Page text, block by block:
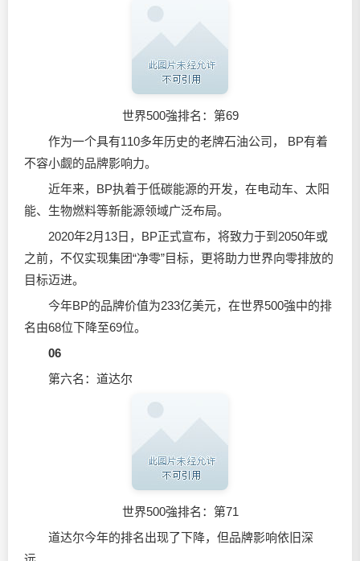
世界500強排名：第69
作为一个具有110多年历史的老牌石油公司， BP有着
不容小觑的品牌影响力。
近年来，BP执着于低碳能源的开发，在电动车、太阳
能、生物燃料等新能源领域广泛布局。
2020年2月13日，BP正式宣布，将致力于到2050年或
之前，不仅实现集团“净零”目标，更将助力世界向零排放的
目标迈进。
今年BP的品牌价值为233亿美元，在世界500強中的排
名由68位下降至69位。
06
第六名：道达尔
世界500強排名：第71
道达尔今年的排名出现了下降，但品牌影响依旧深